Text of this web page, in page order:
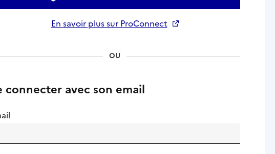
En savoir plus sur ProConnect
OU
connecter avec son email